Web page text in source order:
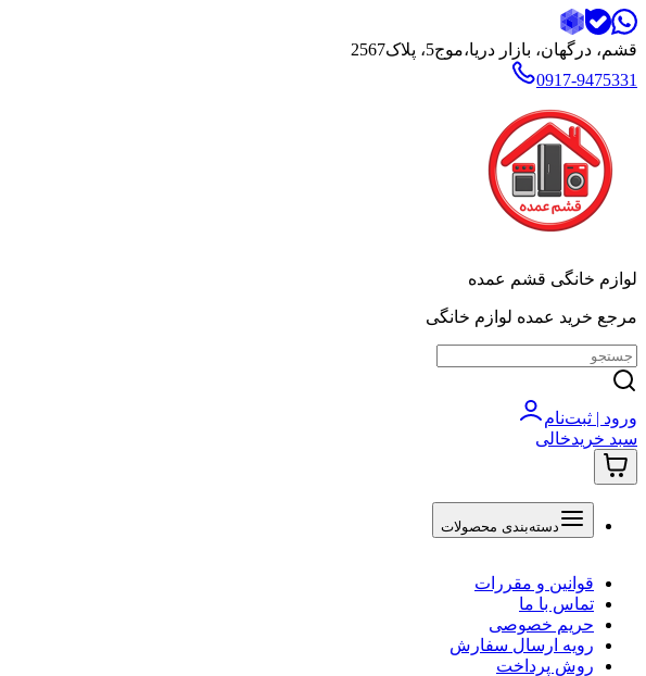
قشم، درگهان، بازار دریا،موج5، پلاک2567
0917-9475331
لوازم خانگی قشم عمده
مرجع خرید عمده لوازم خانگی
ورود | ثبت‌نام
سبد خریدخالی
دسته‌بندی محصولات
قوانین و مقررات
تماس با ما
حریم خصوصی
رویه ارسال سفارش
روش پرداخت